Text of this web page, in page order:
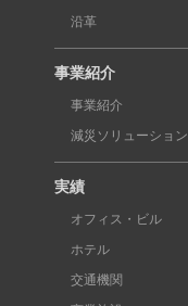
沿革
事業紹介
事業紹介
減災ソリューション
実績
オフィス・ビル
ホテル
交通機関